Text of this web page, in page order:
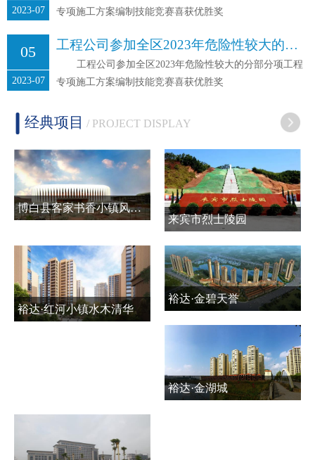
2023-07
专项施工方案编制技能竞赛喜获优胜奖
05
2023-07
工程公司参加全区2023年危险性较大的分部分项工程专项施工方案编制技能竞赛喜获优胜奖
工程公司参加全区2023年危险性较大的分部分项工程
专项施工方案编制技能竞赛喜获优胜奖
经典项目 / PROJECT DISPLAY
博白县客家书香小镇风情商贸城公共基础设施建设项目
来宾市烈士陵园
裕达·红河小镇水木清华
裕达·金碧天誉
裕达·金湖城